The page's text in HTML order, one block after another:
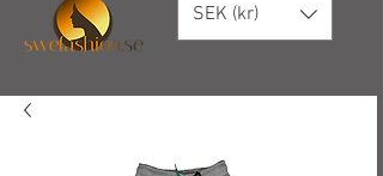
SEK (kr)